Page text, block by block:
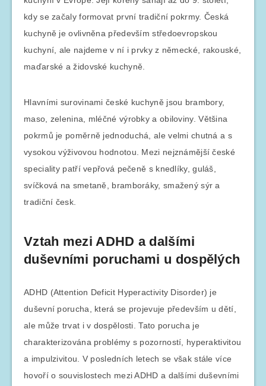
kdy se začaly formovat první tradiční pokrmy. Česká
kuchyně je ovlivněna především středoevropskou
kuchyní, ale najdeme v ní i prvky z německé, rakouské,
maďarské a židovské kuchyně.
Hlavními surovinami české kuchyně jsou brambory,
maso, zelenina, mléčné výrobky a obiloviny. Většina
pokrmů je poměrně jednoduchá, ale velmi chutná a s
vysokou výživovou hodnotou. Mezi nejznámější české
speciality patří vepřová pečeně s knedlíky, guláš,
svíčková na smetaně, bramboráky, smažený sýr a
tradiční česk.
Vztah mezi ADHD a dalšími
duševními poruchami u dospělých
ADHD (Attention Deficit Hyperactivity Disorder) je
duševní porucha, která se projevuje především u dětí,
ale může trvat i v dospělosti. Tato porucha je
charakterizována problémy s pozorností, hyperaktivitou
a impulzivitou. V posledních letech se však stále více
hovoří o souvislostech mezi ADHD a dalšími duševními